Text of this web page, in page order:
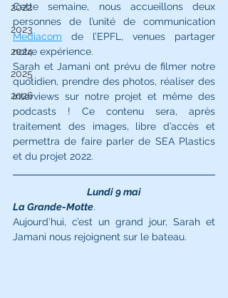
2022
2023
2024
2025
2026
Cette semaine, nous accueillons deux
Mediacom de l’EPFL, venues partager
notre expérience.
Sarah et Jamani ont prévu de filmer notre
quotidien, prendre des photos, réaliser des
interviews sur notre projet et même des
podcasts ! Ce contenu sera, après
traitement des images, libre d’accès et
permettra de faire parler de SEA Plastics
et du projet 2022.
Lundi 9 mai
La Grande-Motte.
Aujourd’hui, c’est un grand jour, Sarah et
Jamani nous rejoignent sur le bateau.